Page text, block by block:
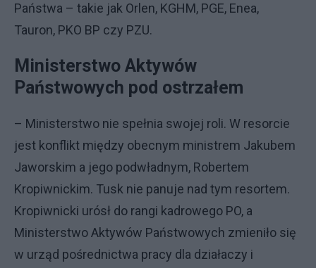
Państwa – takie jak Orlen, KGHM, PGE, Enea,
Tauron, PKO BP czy PZU.
Ministerstwo Aktywów
Państwowych pod ostrzałem
– Ministerstwo nie spełnia swojej roli. W resorcie
jest konflikt między obecnym ministrem Jakubem
Jaworskim a jego podwładnym, Robertem
Kropiwnickim. Tusk nie panuje nad tym resortem.
Kropiwnicki urósł do rangi kadrowego PO, a
Ministerstwo Aktywów Państwowych zmieniło się
w urząd pośrednictwa pracy dla działaczy i